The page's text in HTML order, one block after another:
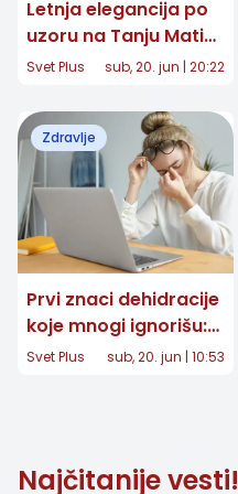
Letnja elegancija po
uzoru na Tanju Matić:
Minimalizam koji
mode
Svet Plus sub, 20. jun | 20:22
Zdravlje
Prvi znaci dehidracije
koje mnogi ignorišu:
Umor, glavobolja i
Svet Plus sub, 20. jun | 10:53
Najčitanije vesti!